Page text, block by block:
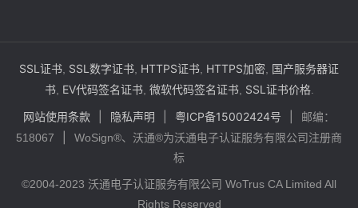
SSL证书 SSL数字证书 HTTPS证书 HTTPS加密 国产服务器证
书, EV代码签名证书, 微软代码签名证书, SSL证书价格.
网站使用条款 隐私声明 粤ICP备15002424号
邮编：
518067
WoSign®、沃通®为沃通电子认证服务有限公司注册商
标
©2004-2023 沃通电子认证服务有限公司 WoTrus CA Limited All
Rights Reserved